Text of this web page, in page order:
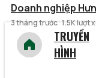
Doanh nghiệp
3 tháng trước 1.5K lượt
TRUYỀN
HÌNH